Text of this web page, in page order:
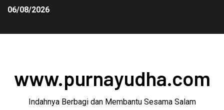
06/08/2026
www.purnayudha.com
Indahnya Berbagi dan Membantu Sesama Salam